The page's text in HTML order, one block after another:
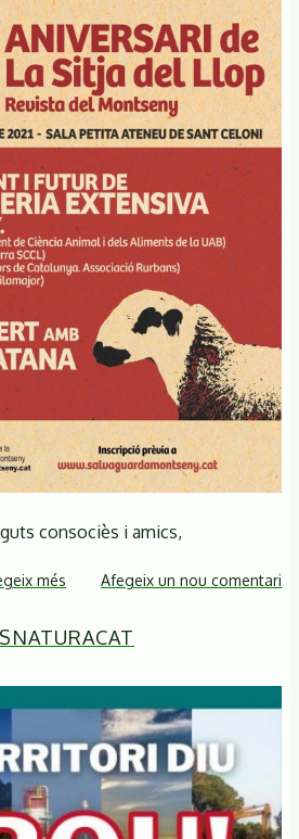
consociès i amics,
més sobre
Sitja
Llop-
Revista
del
Montseny,
núm.
50
Afegeix un nou comentari